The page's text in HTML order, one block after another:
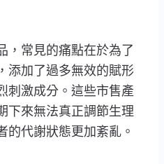
，常見的痛點在於為了
添加了過多無效的賦形
刺激成分。這些市售產
下來無法真正調節生理
的代謝狀態更加紊亂。